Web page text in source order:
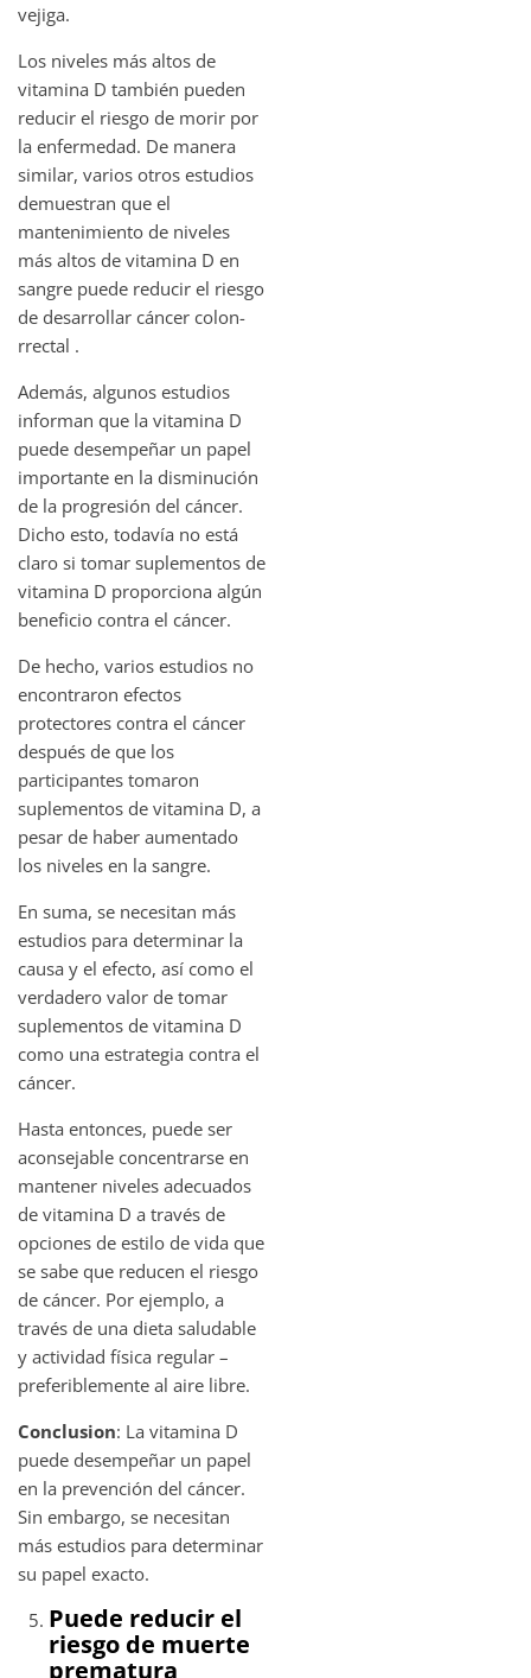
vejiga.
Los niveles más altos de
vitamina D también pueden
reducir el riesgo de morir por
la enfermedad. De manera
similar, varios otros estudios
demuestran que el
mantenimiento de niveles
más altos de vitamina D en
sangre puede reducir el riesgo
de desarrollar cáncer colon-
rrectal .
Además, algunos estudios
informan que la vitamina D
puede desempeñar un papel
importante en la disminución
de la progresión del cáncer.
Dicho esto, todavía no está
claro si tomar suplementos de
vitamina D proporciona algún
beneficio contra el cáncer.
De hecho, varios estudios no
encontraron efectos
protectores contra el cáncer
después de que los
participantes tomaron
suplementos de vitamina D, a
pesar de haber aumentado
los niveles en la sangre.
En suma, se necesitan más
estudios para determinar la
causa y el efecto, así como el
verdadero valor de tomar
suplementos de vitamina D
como una estrategia contra el
cáncer.
Hasta entonces, puede ser
aconsejable concentrarse en
mantener niveles adecuados
de vitamina D a través de
opciones de estilo de vida que
se sabe que reducen el riesgo
de cáncer. Por ejemplo, a
través de una dieta saludable
y actividad física regular –
preferiblemente al aire libre.
Conclusion: La vitamina D
puede desempeñar un papel
en la prevención del cáncer.
Sin embargo, se necesitan
más estudios para determinar
su papel exacto.
Puede reducir el
riesgo de muerte
prematura